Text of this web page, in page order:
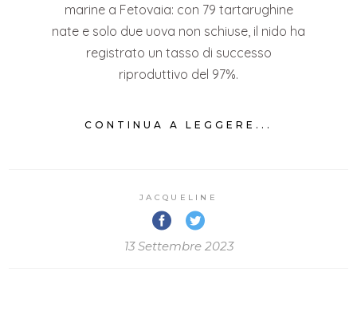
marine a Fetovaia: con 79 tartarughine
nate e solo due uova non schiuse, il nido ha
registrato un tasso di successo
riproduttivo del 97%.
CONTINUA A LEGGERE...
JACQUELINE
13 Settembre 2023